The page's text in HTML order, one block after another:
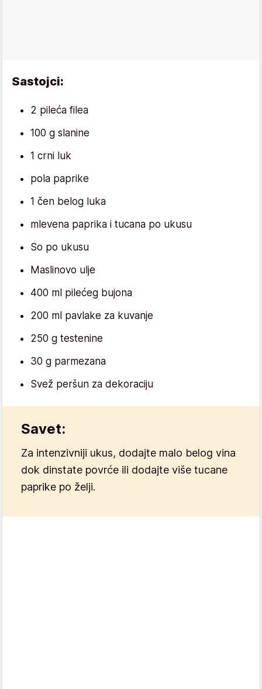
Sastojci:
2 pileća filea
100 g slanine
1 crni luk
pola paprike
1 čen belog luka
mlevena paprika i tucana po ukusu
So po ukusu
Maslinovo ulje
400 ml pilećeg bujona
200 ml pavlake za kuvanje
250 g testenine
30 g parmezana
Svež peršun za dekoraciju
Savet:
Za intenzivniji ukus, dodajte malo belog vina
dok dinstate povrće ili dodajte više tucane
paprike po želji.